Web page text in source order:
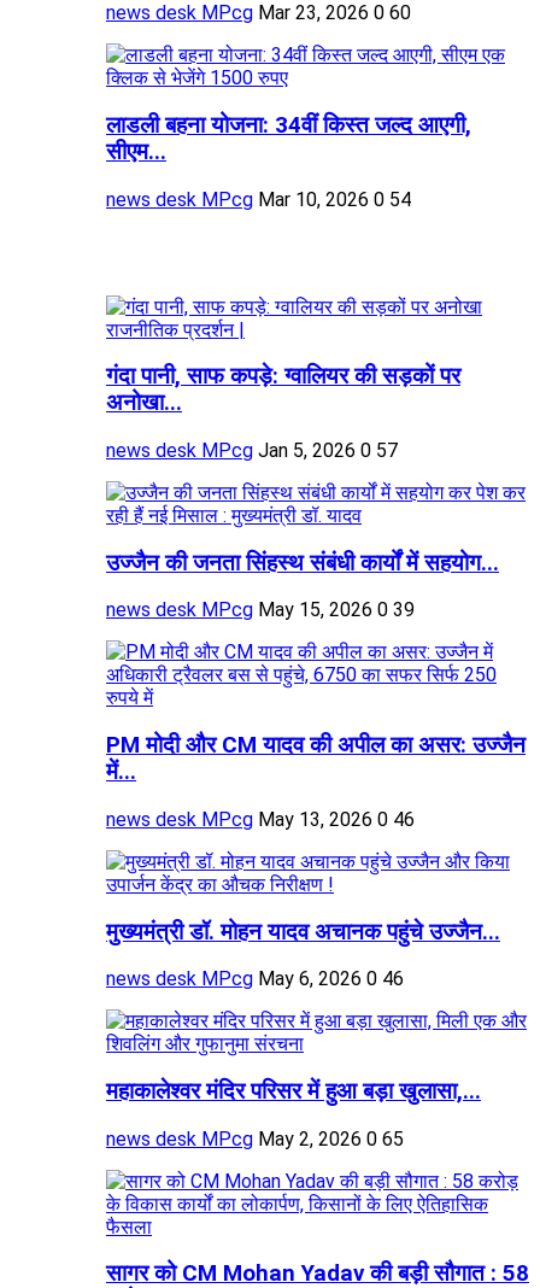
news desk MPcg Mar 23, 2026 0 60
लाडली बहना योजना: 34वीं किस्त जल्द आएगी,
सीएम...
news desk MPcg Mar 10, 2026 0 54
गंदा पानी, साफ कपड़े: ग्वालियर की सड़कों पर
अनोखा...
news desk MPcg Jan 5, 2026 0 57
उज्जैन की जनता सिंहस्थ संबंधी कार्यों में सहयोग...
news desk MPcg May 15, 2026 0 39
PM मोदी और CM यादव की अपील का असर: उज्जैन
में...
news desk MPcg May 13, 2026 0 46
मुख्यमंत्री डॉ. मोहन यादव अचानक पहुंचे उज्जैन...
news desk MPcg May 6, 2026 0 46
महाकालेश्वर मंदिर परिसर में हुआ बड़ा खुलासा,...
news desk MPcg May 2, 2026 0 65
सागर को CM Mohan Yadav की बड़ी सौगात : 58